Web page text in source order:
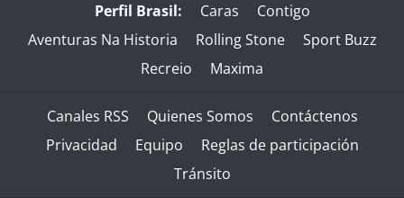
Perfil Brasil: Caras
Contigo
Aventuras Na Historia
Rolling Stone
Sport Buzz
Recreio
Maxima
Canales RSS Quienes Somos
Contáctenos
Privacidad
Equipo
Reglas de participación
Tránsito